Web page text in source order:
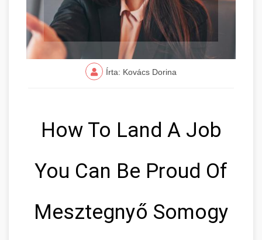
Írta: Kovács Dorina
How To Land A Job
You Can Be Proud Of
Mesztegnyő Somogy